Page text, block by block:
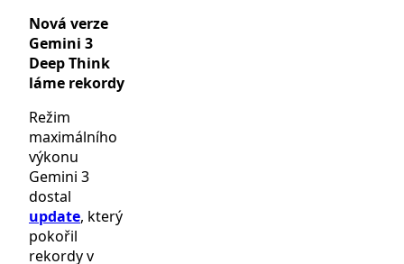
Nová verze
Gemini 3
Deep Think
láme rekordy
Režim
maximálního
výkonu
Gemini 3
dostal
update, který
pokořil
rekordy v